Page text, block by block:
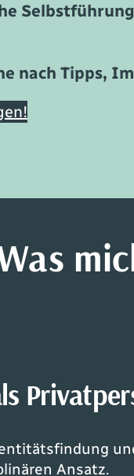
Selbstführung
nach Tipps,
Ansatz.